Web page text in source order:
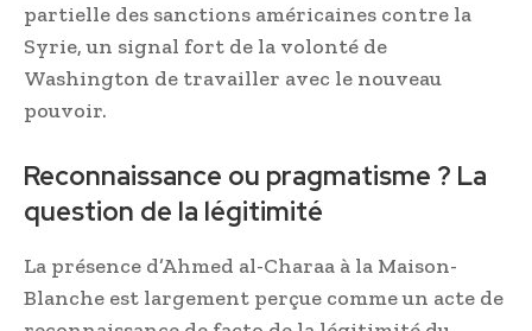
partielle des sanctions américaines contre la
Syrie, un signal fort de la volonté de
Washington de travailler avec le nouveau
pouvoir.
Reconnaissance ou pragmatisme ? La
question de la légitimité
La présence d’Ahmed al-Charaa à la Maison-
Blanche est largement perçue comme un acte de